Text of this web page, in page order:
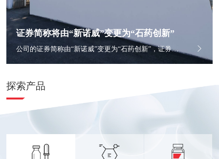
证券简称将由“新诺威”变更为“石药创新”
公司的证券简称由“新诺威”变更为“石药创新”，证券简称启用日期为2026年6月17日，公司名称、英文名称、英文简称、证券代码均保持不变。
探索产品